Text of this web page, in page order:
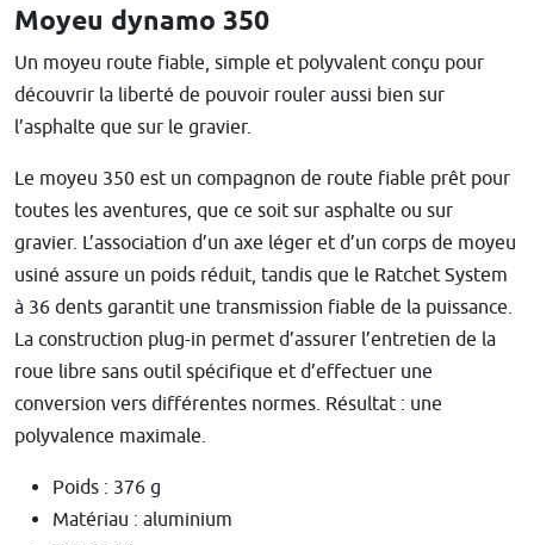
Moyeu dynamo 350
Un moyeu route fiable, simple et polyvalent conçu pour
découvrir la liberté de pouvoir rouler aussi bien sur
l’asphalte que sur le gravier.
Le moyeu 350 est un compagnon de route fiable prêt pour
toutes les aventures, que ce soit sur asphalte ou sur
gravier. L’association d’un axe léger et d’un corps de moyeu
usiné assure un poids réduit, tandis que le Ratchet System
à 36 dents garantit une transmission fiable de la puissance.
La construction plug-in permet d’assurer l’entretien de la
roue libre sans outil spécifique et d’effectuer une
conversion vers différentes normes. Résultat : une
polyvalence maximale.
Poids : 376 g
Matériau : aluminium